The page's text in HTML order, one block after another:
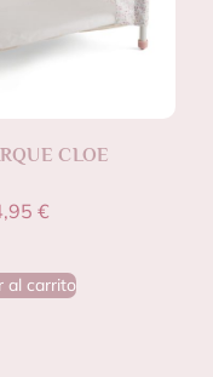
CLOE
€
al carrito